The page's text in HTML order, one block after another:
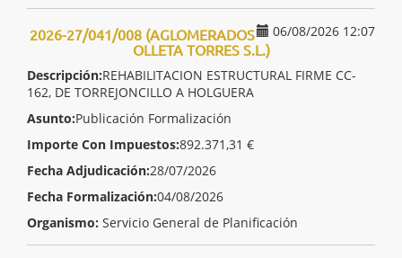
06/08/2026 12:07
2026-27/041/008 (AGLOMERADOS
OLLETA TORRES S.L.)
Descripción:REHABILITACION ESTRUCTURAL FIRME CC-
162, DE TORREJONCILLO A HOLGUERA
Asunto:Publicación Formalización
Importe Con Impuestos:892.371,31 €
Fecha Adjudicación:28/07/2026
Fecha Formalización:04/08/2026
Organismo: Servicio General de Planificación